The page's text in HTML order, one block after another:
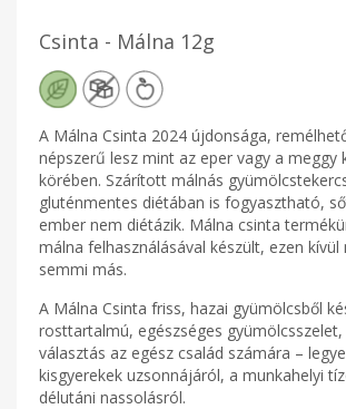
Csinta - Málna 12g
A Málna Csinta 2024 újdonsága,
népszerű lesz mint az eper vagy a meggy
körében. Szárított málnás
gluténmentes diétában is fogyasztható,
ember nem diétázik. Málna csinta
málna felhasználásával készült, ezen kívül
semmi más.
A Málna Csinta friss, hazai gyümölcsből
rosttartalmú, egészséges gyümölcsszelet,
választás az egész család számára –
kisgyerekek uzsonnájáról, a munkahelyi
délutáni nassolásról.